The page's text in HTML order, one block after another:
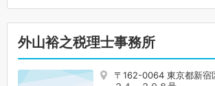
外山裕之税理士事務所
〒162-0064 東京都新宿